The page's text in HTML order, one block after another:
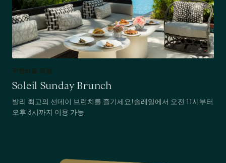
무한리필 체험
Soleil Sunday Brunch
발리 최고의 선데이 브런치를 즐기세요!솔레일에서 오전 11시부터
오후 3시까지 이용 가능